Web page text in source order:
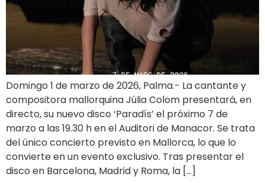
Domingo 1 de marzo de 2026, Palma.- La cantante y
compositora mallorquina Júlia Colom presentará, en
directo, su nuevo disco ‘Paradís’ el próximo 7 de
marzo a las 19.30 h en el Auditori de Manacor. Se trata
del único concierto previsto en Mallorca, lo que lo
convierte en un evento exclusivo. Tras presentar el
disco en Barcelona, Madrid y Roma, la […]